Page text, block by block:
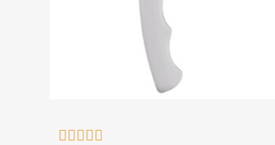
    